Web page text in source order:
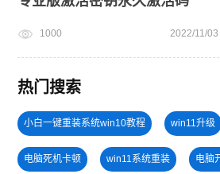
1000 2022/11/03
热门搜索
小白一键重装系统win10教程 win11升级
电脑死机卡顿 win11系统重装 电脑